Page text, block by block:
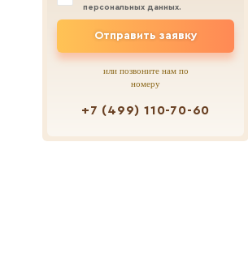
персональных данных.
Отправить заявку
или позвоните нам по
номеру
+7 (499) 110-70-60